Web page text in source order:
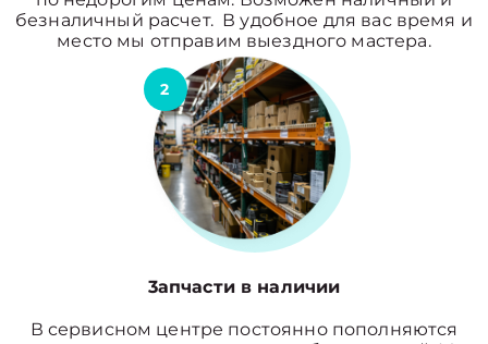
безналичный расчет. В удобное для вас время и
место мы отправим выездного мастера.
2
3апчасти в наличии
В сервисном центре постоянно пополняются